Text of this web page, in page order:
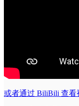
或者通过 BiliBili 查看